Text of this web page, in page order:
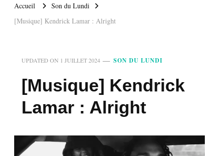
Accueil
Son du Lundi
[Musique] Kendrick Lamar : Alright
UPDATED ON 1 JUILLET 2024 SON DU LUNDI
[Musique] Kendrick
Lamar : Alright